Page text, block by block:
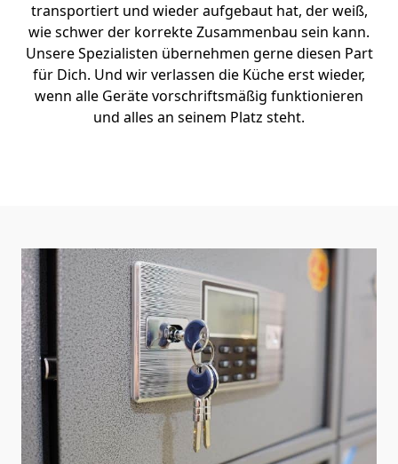
transportiert und wieder aufgebaut hat, der weiß,
wie schwer der korrekte Zusammenbau sein kann.
Unsere Spezialisten übernehmen gerne diesen Part
für Dich. Und wir verlassen die Küche erst wieder,
wenn alle Geräte vorschriftsmäßig funktionieren
und alles an seinem Platz steht.